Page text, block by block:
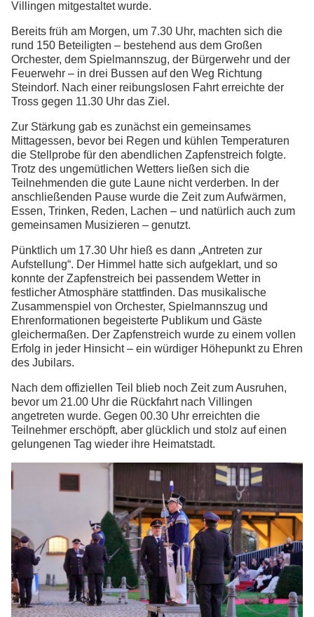
Villingen mitgestaltet wurde.
Bereits früh am Morgen, um 7.30 Uhr, machten sich die
rund 150 Beteiligten – bestehend aus dem Großen
Orchester, dem Spielmannszug, der Bürgerwehr und der
Feuerwehr – in drei Bussen auf den Weg Richtung
Steindorf. Nach einer reibungslosen Fahrt erreichte der
Tross gegen 11.30 Uhr das Ziel.
Zur Stärkung gab es zunächst ein gemeinsames
Mittagessen, bevor bei Regen und kühlen Temperaturen
die Stellprobe für den abendlichen Zapfenstreich folgte.
Trotz des ungemütlichen Wetters ließen sich die
Teilnehmenden die gute Laune nicht verderben. In der
anschließenden Pause wurde die Zeit zum Aufwärmen,
Essen, Trinken, Reden, Lachen – und natürlich auch zum
gemeinsamen Musizieren – genutzt.
Pünktlich um 17.30 Uhr hieß es dann „Antreten zur
Aufstellung“. Der Himmel hatte sich aufgeklart, und so
konnte der Zapfenstreich bei passendem Wetter in
festlicher Atmosphäre stattfinden. Das musikalische
Zusammenspiel von Orchester, Spielmannszug und
Ehrenformationen begeisterte Publikum und Gäste
gleichermaßen. Der Zapfenstreich wurde zu einem vollen
Erfolg in jeder Hinsicht – ein würdiger Höhepunkt zu Ehren
des Jubilars.
Nach dem offiziellen Teil blieb noch Zeit zum Ausruhen,
bevor um 21.00 Uhr die Rückfahrt nach Villingen
angetreten wurde. Gegen 00.30 Uhr erreichten die
Teilnehmer erschöpft, aber glücklich und stolz auf einen
gelungenen Tag wieder ihre Heimatstadt.